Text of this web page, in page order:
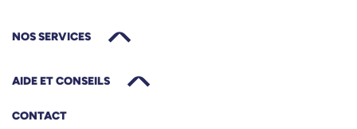
NOS SERVICES
AIDE ET CONSEILS
CONTACT